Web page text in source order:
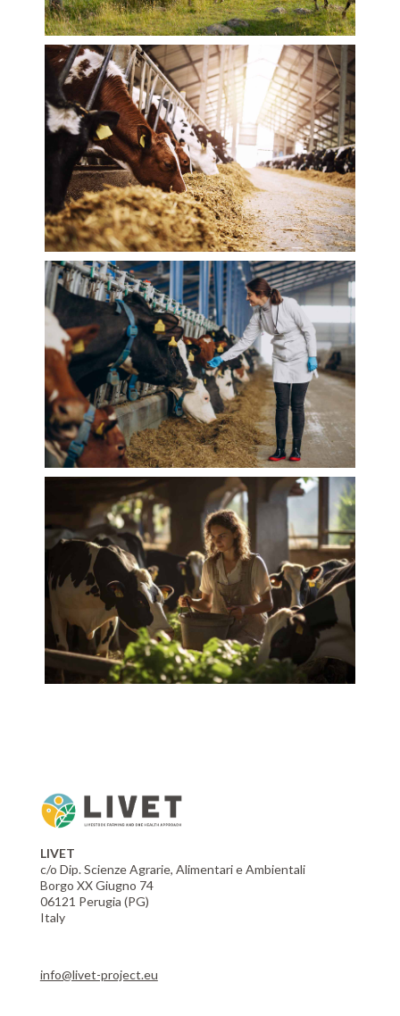
LIVET
c/o Dip. Scienze Agrarie, Alimentari e Ambientali
Borgo XX Giugno 74
06121 Perugia (PG)
Italy
info@livet-project.eu